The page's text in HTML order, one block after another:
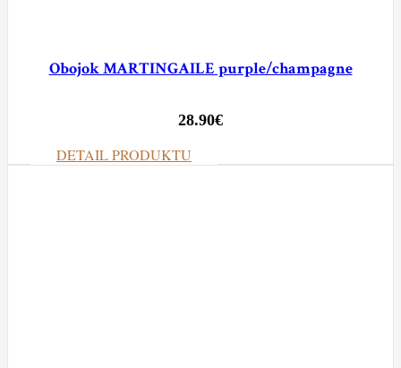
Obojok MARTINGAILE purple/champagne
28.90€
DETAIL PRODUKTU